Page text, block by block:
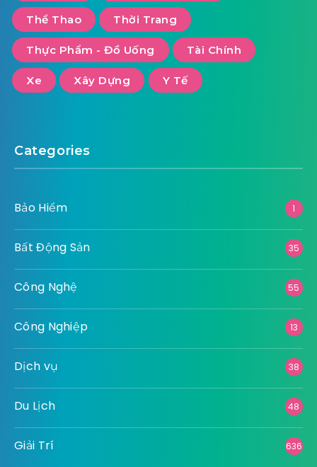
Thể Thao Thời Trang
Thực Phẩm - Đồ Uống Tài Chính
Xe Xây Dựng Y Tế
Categories
Bảo Hiểm 1
Bất Động Sản 35
Công Nghệ 55
Công Nghiệp 13
Dịch vụ 38
Du Lịch 48
Giải Trí 636